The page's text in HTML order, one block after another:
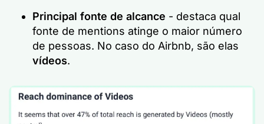
Principal fonte de alcance - destaca qual
fonte de mentions atinge o maior número
de pessoas. No caso do Airbnb, são elas
vídeos.